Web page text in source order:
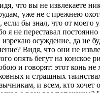
что вы не извлекаете
уже не с прежнею
бы знал, что от
я не переставал
осуждение, да не
Видя, что они не
опять бегут на
и говорят: этот конь
и страшных
и всем, кто